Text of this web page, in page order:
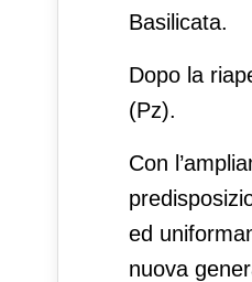
Basilicata.
Dopo la
(Pz).
Con
ed
nuova